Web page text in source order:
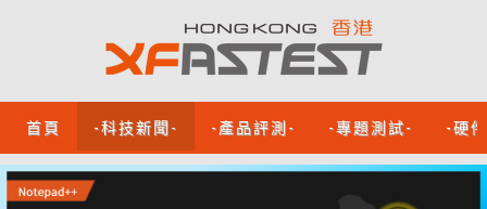
首頁 -科技新聞- -產品評測- -專題測試- -硬